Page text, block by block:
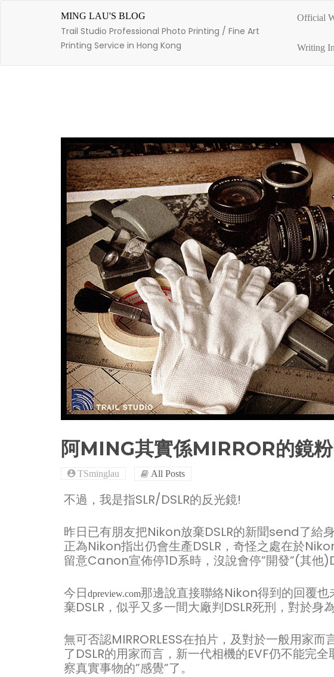
Skip
MING LAU'S BLOG
Trail Studio Professional Photo Printing / Fine Art
Printing Service in Hong Kong
Official
Writing
阿MING其實係MIRROR的鏡
TSminglau All Posts
不過，我是指SLR/DSLR的反光鏡!
昨日已有朋友把Nikon放棄DSLR的新聞send了給
正為Nikon指出仍會生產DSLR，奇怪之處在於
留意Canon宣佈停1D系時，沒說會停”開發”(其他
今日dpreview.com那邊說直接聯絡Nikon得到的回覆
棄DSLR，似乎又多一間大廠判DSLR死刑，對於身
無可否認MIRRORLESS在拍片，及對於一般用家
了DSLR的用家而言，新一代相機的EVF仍不能完
察真實事物的”感覺”了。